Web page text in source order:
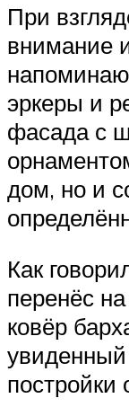
При
внимание
эркеры и
фасада с
дом, но и
Как
перенёс
ковёр
постройки